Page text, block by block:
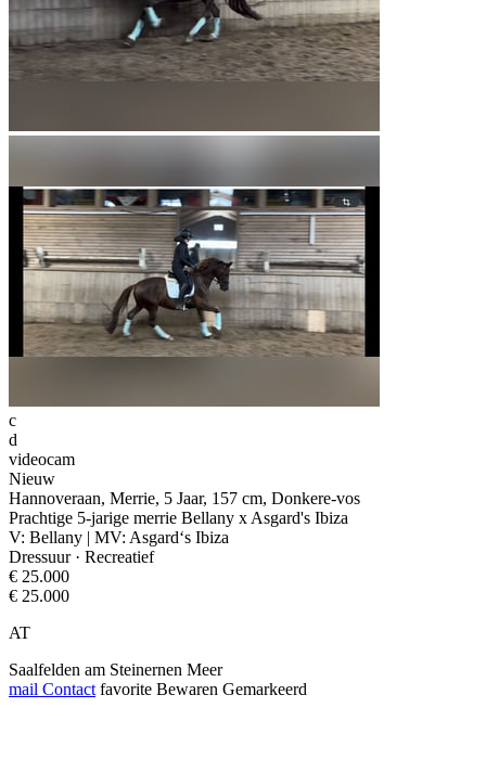
c
d
videocam
Nieuw
Hannoveraan, Merrie, 5 Jaar, 157 cm, Donkere-vos
Prachtige 5-jarige merrie Bellany x Asgard's Ibiza
V: Bellany | MV: Asgard‘s Ibiza
Dressuur · Recreatief
€ 25.000
€ 25.000
AT
Saalfelden am Steinernen Meer
mail Contact favorite Bewaren Gemarkeerd